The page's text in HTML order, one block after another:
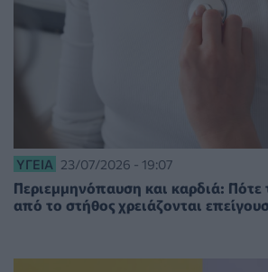
ΥΓΕΊΑ 23/07/2026 - 19:07
Περιεμμηνόπαυση και καρδιά:
από το στήθος χρειάζονται